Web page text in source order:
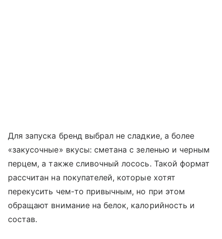
Для запуска бренд выбрал не сладкие, а более
«закусочные» вкусы: сметана с зеленью и черным
перцем, а также сливочный лосось. Такой формат
рассчитан на покупателей, которые хотят
перекусить чем-то привычным, но при этом
обращают внимание на белок, калорийность и
состав.